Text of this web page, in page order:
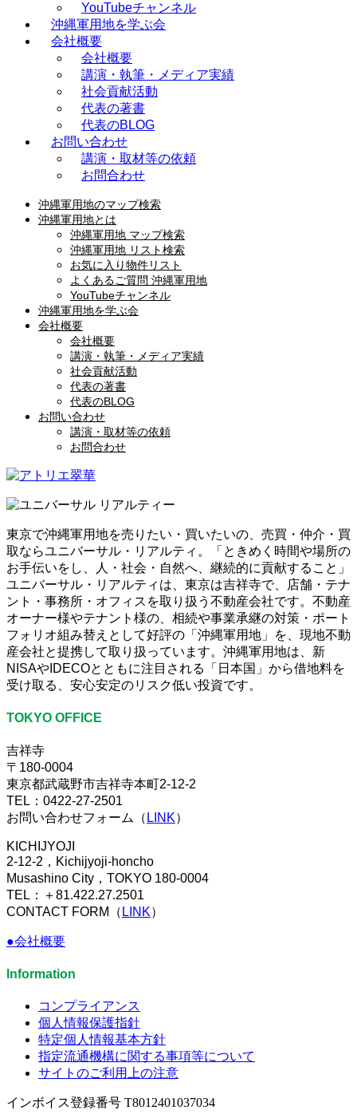
YouTubeチャンネル
沖縄軍用地を学ぶ会
会社概要
会社概要
講演・執筆・メディア実績
社会貢献活動
代表の著書
代表のBLOG
お問い合わせ
講演・取材等の依頼
お問合わせ
沖縄軍用地のマップ検索
沖縄軍用地とは
沖縄軍用地 マップ検索
沖縄軍用地 リスト検索
お気に入り物件リスト
よくあるご質問 沖縄軍用地
YouTubeチャンネル
沖縄軍用地を学ぶ会
会社概要
会社概要
講演・執筆・メディア実績
社会貢献活動
代表の著書
代表のBLOG
お問い合わせ
講演・取材等の依頼
お問合わせ
東京で沖縄軍用地を売りたい・買いたいの、売買・仲介・買
取ならユニバーサル・リアルティ。「ときめく時間や場所の
お手伝いをし、人・社会・自然へ、継続的に貢献すること」
ユニバーサル・リアルティは、東京は吉祥寺で、店舗・テナ
ント・事務所・オフィスを取り扱う不動産会社です。不動産
オーナー様やテナント様の、相続や事業承継の対策・ポート
フォリオ組み替えとして好評の「沖縄軍用地」を、現地不動
産会社と提携して取り扱っています。沖縄軍用地は、新
NISAやIDECOとともに注目される「日本国」から借地料を
受け取る、安心安定のリスク低い投資です。
TOKYO OFFICE
吉祥寺
〒180-0004
東京都武蔵野市吉祥寺本町2-12-2
TEL：0422-27-2501
お問い合わせフォーム（ LINK）
KICHIJYOJI
2-12-2，Kichijyoji-honcho
Musashino City，TOKYO 180-0004
TEL：＋81.422.27.2501
CONTACT FORM（ LINK）
●会社概要
Information
コンプライアンス
個人情報保護指針
特定個人情報基本方針
指定流通機構に関する事項等について
サイトのご利用上の注意
インボイス登録番号 T8012401037034